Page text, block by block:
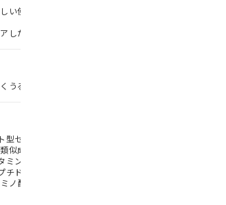
い使用感がお好みの
したい方
うるおう
型セラミド*11
似成分*12
ミン
チド*13
ノ酸*14